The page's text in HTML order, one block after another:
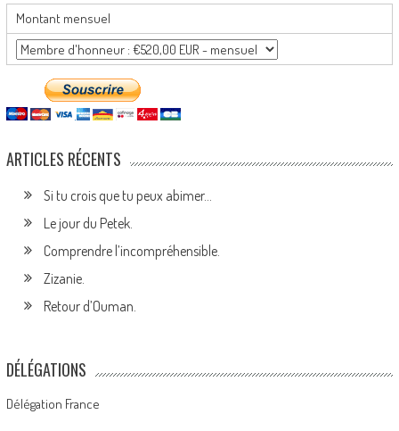
Montant mensuel
ARTICLES RÉCENTS
Si tu crois que tu peux abimer…
Le jour du Petek.
Comprendre l’incompréhensible.
Zizanie.
Retour d’Ouman.
DÉLÉGATIONS
Délégation France